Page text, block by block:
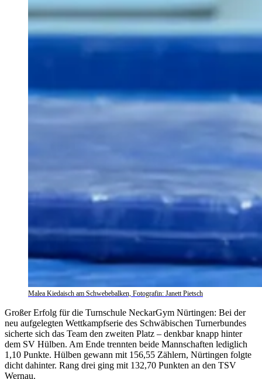
Malea Kiedaisch am Schwebebalken, Fotografin: Janett Pietsch
Großer Erfolg für die Turnschule NeckarGym Nürtingen: Bei der
neu aufgelegten Wettkampfserie des Schwäbischen Turnerbundes
sicherte sich das Team den zweiten Platz – denkbar knapp hinter
dem SV Hülben. Am Ende trennten beide Mannschaften lediglich
1,10 Punkte. Hülben gewann mit 156,55 Zählern, Nürtingen folgte
dicht dahinter. Rang drei ging mit 132,70 Punkten an den TSV
Wernau.